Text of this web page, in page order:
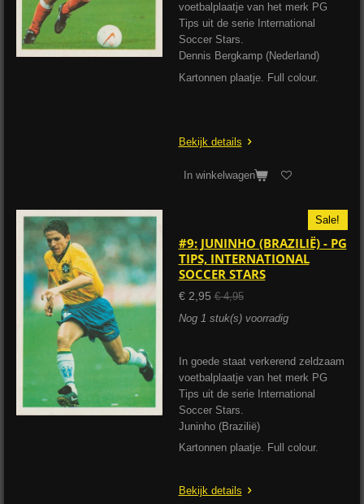
voetbalplaatje van het merk PG
Tips uit de serie International
Soccer Stars.
Dennis Bergkamp (Nederland)
Kartonnen plaatje. Full colour.
Bekijk details
In winkelwagen
Sale!
#9: JUNINHO (BRAZILIË) - PG
TIPS, INTERNATIONAL
SOCCER STARS
€ 2,95 € 4,95
Nog 1 stuk(s) voorradig
In goede staat verkerend zeldzaam
voetbalplaatje van het merk PG
Tips uit de serie International
Soccer Stars.
Juninho (Brazilië)
Kartonnen plaatje. Full colour.
Bekijk details